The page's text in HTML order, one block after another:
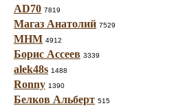
AD70 7819
Магаз Анатолий 7529
МНМ 4912
Борис Ассеев 3339
alek48s 1488
Ronny 1390
Белков Альберт 515